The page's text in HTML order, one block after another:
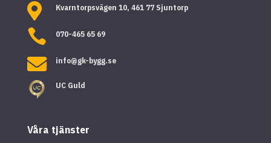
 Kvarntorpsvägen 10, 461 77 Sjuntorp
 070-465 65 69
 info@gk-bygg.se
UC Guld
Våra tjänster